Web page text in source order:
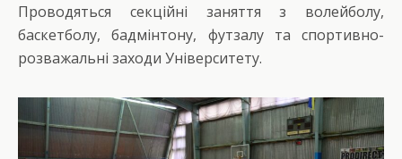
Проводяться секційні заняття з волейболу,
баскетболу, бадмінтону, футзалу та спортивно-
розважальні заходи Університету.